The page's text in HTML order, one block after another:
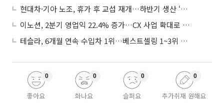
현대차·기아 노조, 휴가 후 교섭 재개…하반기 생산 ‘분수령’
이노션, 2분기 영업익 22.4% 증가…CX 사업 확대로 성장세 지속
테슬라, 6개월 연속 수입차 1위…베스트셀링 1~3위 싹쓸이
좋아요
0
화나요
0
슬퍼요
0
추가취재 원해요
0